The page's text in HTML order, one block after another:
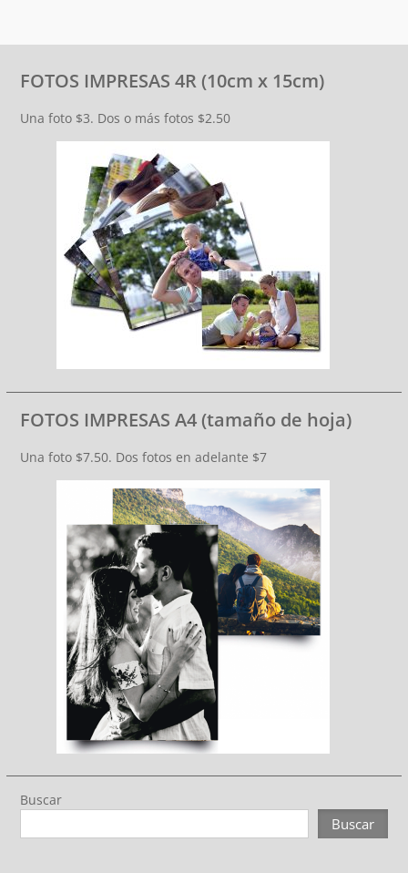
FOTOS IMPRESAS 4R (10cm x 15cm)
Una foto $3. Dos o más fotos $2.50
FOTOS IMPRESAS A4 (tamaño de hoja)
Una foto $7.50. Dos fotos en adelante $7
Buscar
Buscar